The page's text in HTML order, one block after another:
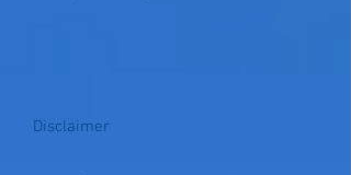
Disclaimer